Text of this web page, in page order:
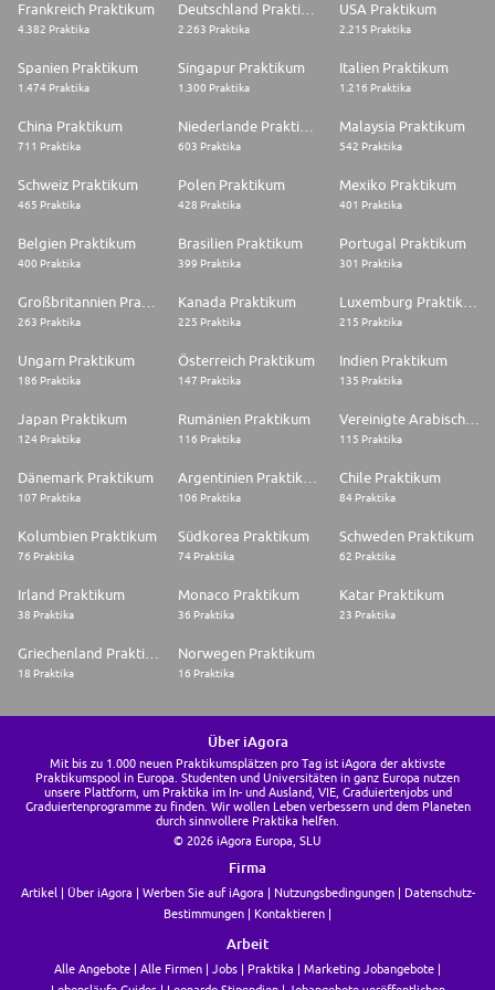
nachhaltigen Transformation im Bau- und Transportwesen bei. Die mehr
als 33'000 Mitarbeitenden erwirtschafteten im Jahr 2025 einen Umsatz
Frankreich Praktikum
4.382 Praktika 2.263 Praktika
USA Praktikum
2.215 Praktika
Spanien Praktikum
1.474 Praktika
Singapur Praktikum
1.300 Praktika
Italien Praktikum
1.216 Praktika
China Praktikum
711 Praktika 603 Praktika
Malaysia Praktikum
542 Praktika
Schweiz Praktikum
465 Praktika
Polen Praktikum
428 Praktika
Mexiko Praktikum
401 Praktika
Belgien Praktikum
400 Praktika
Brasilien Praktikum
399 Praktika
Portugal Praktikum
301 Praktika
263 Praktika
Kanada Praktikum
225 Praktika 215 Praktika
Ungarn Praktikum
186 Praktika
Österreich Praktikum
147 Praktika
Indien Praktikum
135 Praktika
Japan Praktikum
124 Praktika
Rumänien Praktikum
116 Praktika
Vereinigte Arabische Emirate Praktikum
115 Praktika
Dänemark Praktikum
107 Praktika 106 Praktika
Chile Praktikum
84 Praktika
Kolumbien Praktikum
76 Praktika
Südkorea Praktikum
74 Praktika
Schweden Praktikum
62 Praktika
Irland Praktikum
38 Praktika
Monaco Praktikum
36 Praktika
Katar Praktikum
23 Praktika
18 Praktika
Norwegen Praktikum
16 Praktika
Über iAgora
Mit bis zu 1.000 neuen Praktikumsplätzen pro Tag ist iAgora der aktivste
Praktikumspool in Europa. Studenten und Universitäten in ganz Europa nutzen
unsere Plattform, um Praktika im In- und Ausland, VIE, Graduiertenjobs und
Graduiertenprogramme zu finden. Wir wollen Leben verbessern und dem Planeten
durch sinnvollere Praktika helfen.
© 2026 iAgora Europa, SLU
Firma
Artikel Über iAgora Werben Sie auf iAgora Nutzungsbedingungen
Datenschutz-
Bestimmungen
Kontaktieren
Arbeit
Alle Angebote Alle Firmen Jobs Praktika
Marketing Jobangebote